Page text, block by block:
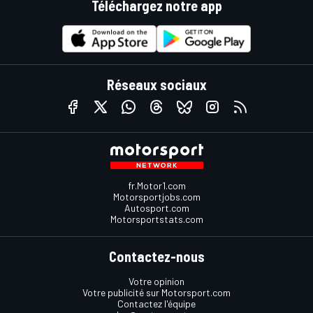
Téléchargez notre app
Réseaux sociaux
fr.Motor1.com
Motorsportjobs.com
Autosport.com
Motorsportstats.com
Contactez-nous
Votre opinion
Votre publicité sur Motorsport.com
Contactez l'équipe